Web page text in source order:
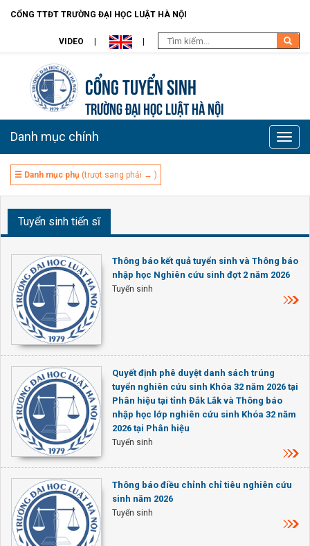
CỔNG TTĐT TRƯỜNG ĐẠI HỌC LUẬT HÀ NỘI
VIDEO
Cổng tuyển sinh
TRƯỜNG ĐẠI HỌC LUẬT HÀ NỘI
Toggle
Danh mục chính
☰ Danh mục phụ (trượt sang phải → )
Tuyển sinh tiến sĩ
Thông báo kết quả tuyển sinh và Thông báo
nhập học Nghiên cứu sinh đợt 2 năm 2026
Tuyển sinh
Quyết định phê duyệt danh sách trúng
tuyển nghiên cứu sinh Khóa 32 năm 2026 tại
Phân hiệu tại tỉnh Đắk Lắk và Thông báo
nhập học lớp nghiên cứu sinh Khóa 32 năm
2026 tại Phân hiệu
Tuyển sinh
Thông báo điều chỉnh chỉ tiêu nghiên cứu
sinh năm 2026
Tuyển sinh